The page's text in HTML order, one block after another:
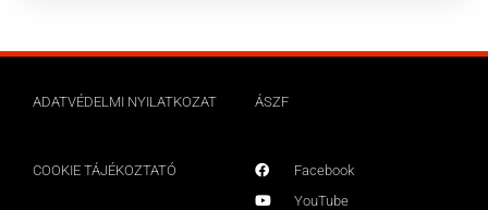
ADATVÉDELMI NYILATKOZAT ÁSZF
COOKIE TÁJÉKOZTATÓ
Facebook
YouTube